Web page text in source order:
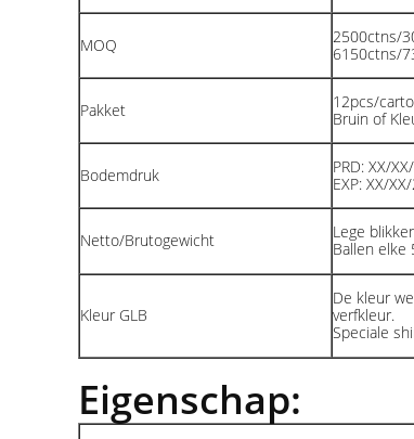
MOQ
2500ctns/
6150ctns/
Pakket
12pcs/
Bruin of
Bodemdruk
PRD: XX/
EXP: XX/
Netto/Brutogewicht
Lege
Ballen elke
Kleur GLB
De kleur
verfkleur.
Speciale
Eigenschap: